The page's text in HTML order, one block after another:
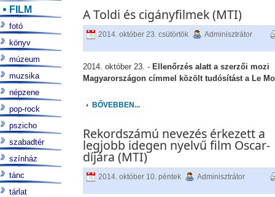
A Toldi és cigányfilmek (MTI)
2014. október 23. csütörtök Adminisztrátor
2014. október 23. - Ellenőrzés alatt a szerzői mozi
Magyarországon címmel közölt tudósítást a Le
BŐVEBBEN...
Rekordszámú nevezés érkezett a
legjobb idegen nyelvű film Oscar-
díjára (MTI)
2014. október 10. péntek Adminisztrátor
FILM
fotó
könyv
múzeum
muzsika
népzene
pop-rock
pszicho
szabadtér
színház
tánc
tárlat